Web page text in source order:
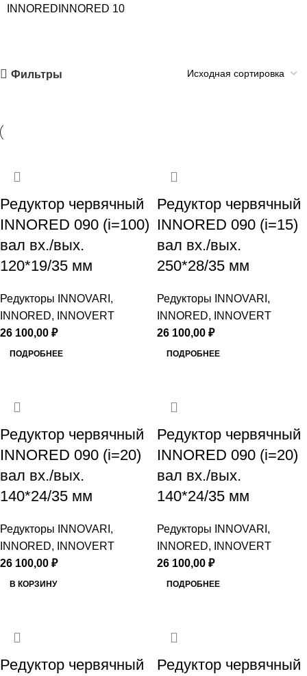
INNORED INNORED 10
Фильтры
Редуктор червячный
INNORED 090 (i=100)
вал вх./вых.
120*19/35 мм
Редукторы INNOVARI,
INNORED, INNOVERT
26 100,00 ₽
ПОДРОБНЕЕ
Редуктор червячный
INNORED 090 (i=15)
вал вх./вых.
250*28/35 мм
Редукторы INNOVARI,
INNORED, INNOVERT
26 100,00 ₽
ПОДРОБНЕЕ
Редуктор червячный
INNORED 090 (i=20)
вал вх./вых.
140*24/35 мм
Редукторы INNOVARI,
INNORED, INNOVERT
26 100,00 ₽
В КОРЗИНУ
Редуктор червячный
INNORED 090 (i=20)
вал вх./вых.
140*24/35 мм
Редукторы INNOVARI,
INNORED, INNOVERT
26 100,00 ₽
ПОДРОБНЕЕ
Редуктор червячный
Редуктор червячный